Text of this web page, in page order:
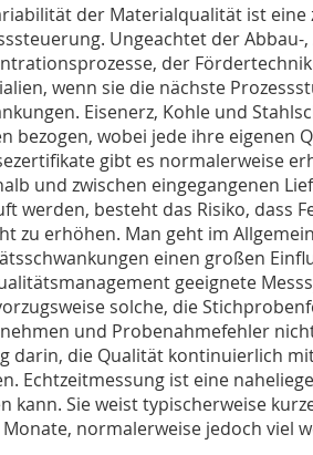
der Materialqualität ist
Ungeachtet der Abbau-
der
wenn sie die nächste
Eisenerz, Kohle und
bezogen, wobei jede ihre eigenen
gibt es normalerweise
und zwischen eingegangenen
werden, besteht das Risiko, dass
zu erhöhen. Man geht im
einen großen
geeignete
solche, die
und Probenahmefehler
darin, die Qualität kontinuierlich
Echtzeitmessung ist eine
kann. Sie weist typischerweise
Monate, normalerweise jedoch viel